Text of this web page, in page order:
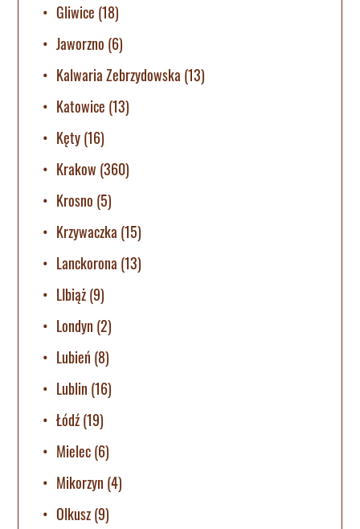
Gliwice (18)
Jaworzno (6)
Kalwaria Zebrzydowska (13)
Katowice (13)
Kęty(16)
Krakow (360)
Krosno (5)
Krzywaczka (15)
Lanckorona (13)
LIbiąż(9)
Londyn (2)
Lubień (8)
Lublin (16)
Łódź(19)
Mielec(6)
Mikorzyn (4)
Olkusz(9)